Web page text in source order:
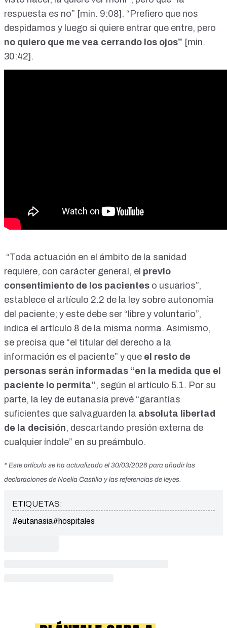
respuesta es no” [min. 9:08] . “Prefiero que nos
despidamos y luego si quiere entrar que entre, pero
no quiero que me vea cerrando los ojos” [min.
30:42] .
“Toda actuación en el ámbito de la sanidad
requiere, con carácter general, el previo
consentimiento de los pacientes o usuarios”,
establece el artículo 2.2 de la ley sobre autonomía
del paciente; y este debe ser “libre y voluntario”,
indica el artículo 8 de la misma norma. Asimismo,
se precisa que “el titular del derecho a la
información es el paciente” y que el resto de
personas serán informadas “en la medida que el
paciente lo permita”, según el artículo 5.1. Por su
parte, la ley de eutanasia prevé “garantías
suficientes que salvaguarden la absoluta libertad
de la decisión, descartando presión externa de
cualquier índole” en su preámbulo.
* Este artículo se ha actualizado el 30/03/2026 para añadir las
declaraciones de Noelia Castillo y las referencias de leyes.
ETIQUETAS:
#eutanasia#hospitales